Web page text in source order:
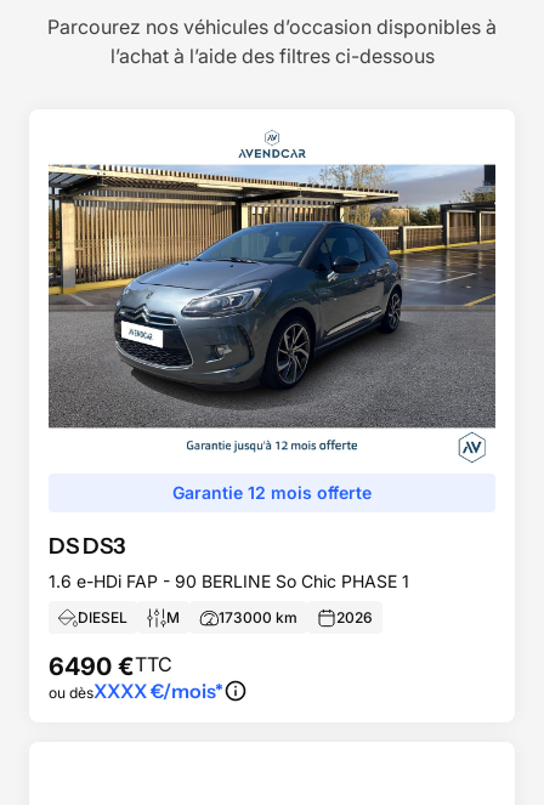
Parcourez nos véhicules d’occasion disponibles à
l’achat à l’aide des filtres ci-dessous
Garantie 12 mois offerte
DSDS3
1.6 e-HDi FAP - 90 BERLINE So Chic PHASE 1
DIESEL M 173000 km 2026
6490 €TTC
ou dèsXXXX€/mois*